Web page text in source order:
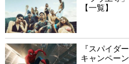
【一覧】
『スパイダ
キャンペー